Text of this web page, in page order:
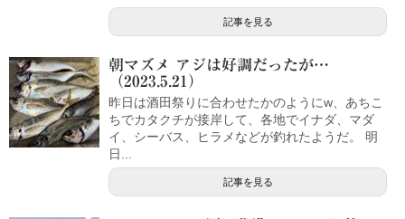
記事を見る
朝マズメ アジは好調だったが…
（2023.5.21）
昨日は酒田祭りに合わせたかのようにw、あちこ
ちでカタクチが接岸して、各地でイナダ、マダ
イ、シーバス、ヒラメなどが釣れたようだ。 明
日...
記事を見る